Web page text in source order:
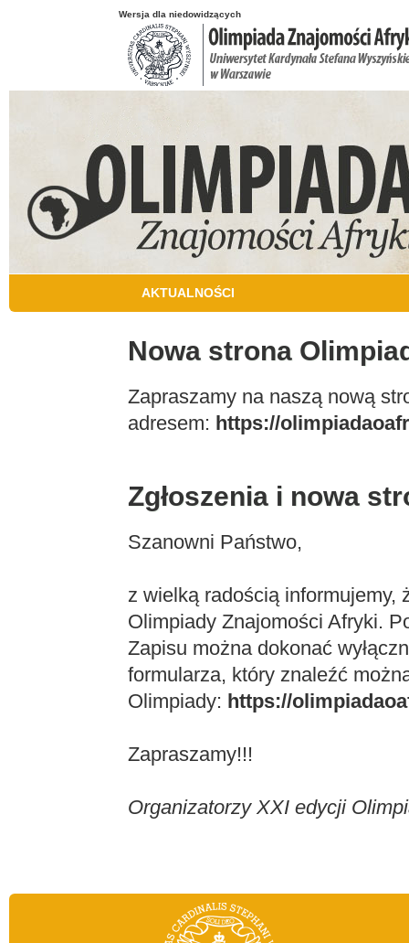
Wersja dla niedowidzących
AKTUALNOŚCI
Nowa strona
Zapraszamy na naszą nową
adresem: https://
Zgłoszenia i nowa
Szanowni Państwo,
z wielką radością informujemy,
Olimpiady Znajomości Afryki.
Zapisu można dokonać
formularza, który znaleźć
Olimpiady: https://
Zapraszamy!!!
Organizatorzy XXI edycji